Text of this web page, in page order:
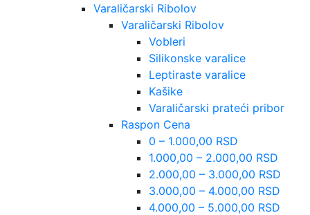
Varaličarski Ribolov
Varaličarski Ribolov
Vobleri
Silikonske varalice
Leptiraste varalice
Kašike
Varaličarski prateći pribor
Raspon Cena
0 – 1.000,00 RSD
1.000,00 – 2.000,00 RSD
2.000,00 – 3.000,00 RSD
3.000,00 – 4.000,00 RSD
4.000,00 – 5.000,00 RSD